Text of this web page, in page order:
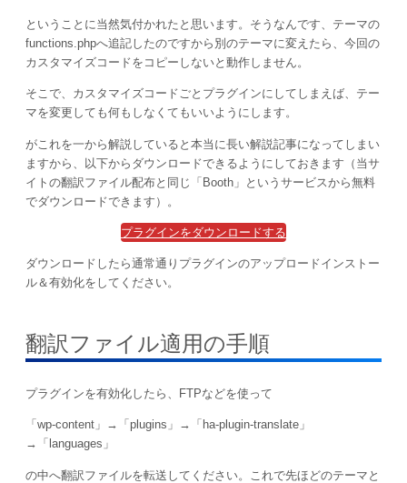
ということに当然気付かれたと思います。そうなんです、テーマの
functions.phpへ追記したのですから別のテーマに変えたら、今回の
カスタマイズコードをコピーしないと動作しません。
そこで、カスタマイズコードごとプラグインにしてしまえば、テー
マを変更しても何もしなくてもいいようにします。
がこれを一から解説していると本当に長い解説記事になってしまい
ますから、以下からダウンロードできるようにしておきます（当サ
イトの翻訳ファイル配布と同じ「Booth」というサービスから無料
でダウンロードできます）。
プラグインをダウンロードする
ダウンロードしたら通常通りプラグインのアップロードインストー
ル＆有効化をしてください。
翻訳ファイル適用の手順
プラグインを有効化したら、FTPなどを使って
「wp-content」→「plugins」→「ha-plugin-translate 」
→「languages」
の中へ翻訳ファイルを転送してください。これで先ほどのテーマと